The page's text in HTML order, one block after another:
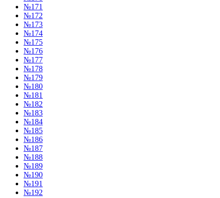
№171
№172
№173
№174
№175
№176
№177
№178
№179
№180
№181
№182
№183
№184
№185
№186
№187
№188
№189
№190
№191
№192